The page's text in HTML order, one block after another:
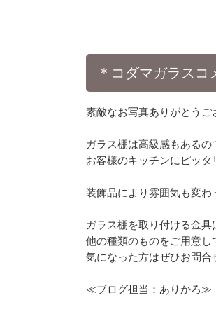
＊コダマガラスコ
素敵なお写真ありがとうご
ガラス棚は高級感もあるの
お客様のキッチンにピッタ
装飾品により雰囲気も変わ
ガラス棚を取り付ける金具
他の種類のものをご用意し
気になった方はぜひお問合
≪ブログ担当：ありかろ≫